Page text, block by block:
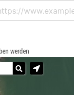
werden